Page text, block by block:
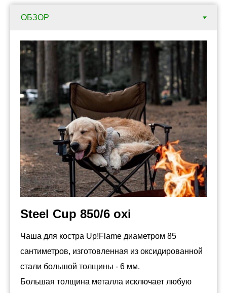
Steel Cup 850/6 oxi
Чаша для костра Up!Flame диаметром 85
сантиметров, изготовленная из оксидированной
стали большой толщины - 6 мм.
Большая толщина металла исключает любую